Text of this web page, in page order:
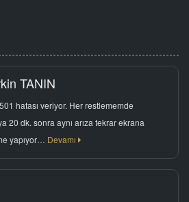
TANIN
hatası veriyor. Her restlememde
20 dk. sonra aynı arıza tekrar ekrana
yapıyor… Devamı